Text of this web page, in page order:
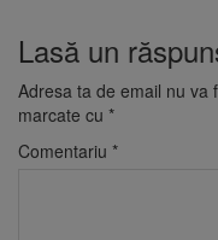
Lasă un
Adresa ta de email nu va
marcate cu *
Comentariu *